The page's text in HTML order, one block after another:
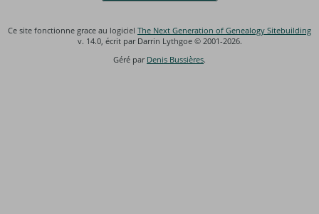
Ce site fonctionne grace au logiciel The Next Generation of Genealogy Sitebuilding
v. 14.0, écrit par Darrin Lythgoe © 2001-2026.
Géré par Denis Bussières.